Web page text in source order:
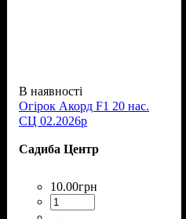
В наявності
Огірок Акорд F1 20 нас.
СЦ 02.2026р
Садиба Центр
10.00грн